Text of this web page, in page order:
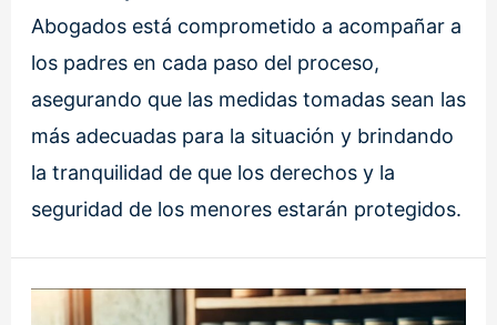
Abogados está comprometido a acompañar a
los padres en cada paso del proceso,
asegurando que las medidas tomadas sean las
más adecuadas para la situación y brindando
la tranquilidad de que los derechos y la
seguridad de los menores estarán protegidos.